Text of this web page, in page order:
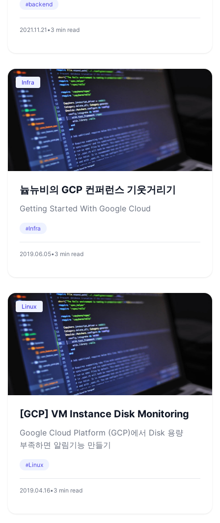
#backend
2021.11.21 •3 min read
Infra
늅뉴비의 GCP 컨퍼런스 기웃거리기
Getting Started With Google Cloud
#Infra
2019.06.05•3 min read
Linux
[GCP] VM Instance Disk Monitoring
Google Cloud Platform (GCP)에서 Disk 용량
부족하면 알림기능 만들기
#Linux
2019.04.16•3 min read